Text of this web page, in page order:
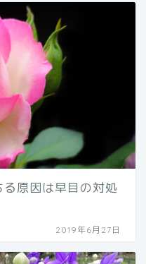
原因は早目の対処
2019年6月27日